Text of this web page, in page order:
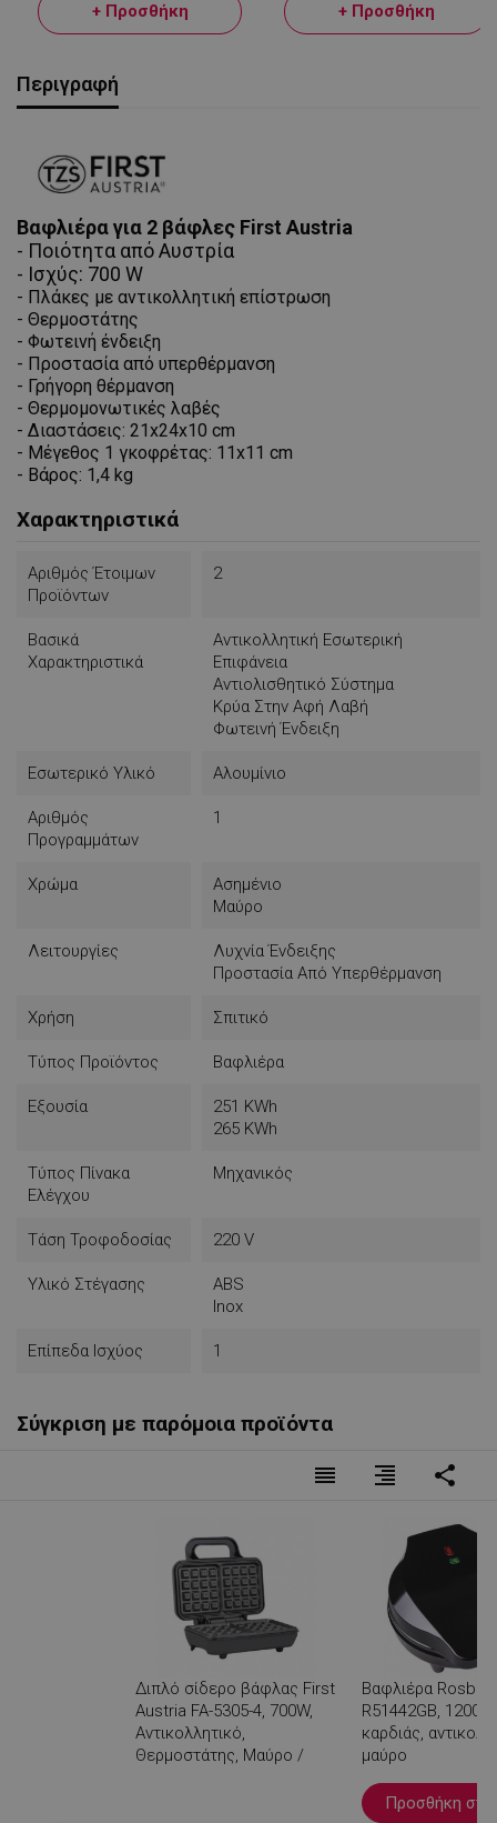
+ Προσθήκη + Προσθήκη
Περιγραφή
Βαφλιέρα για 2 βάφλες First Austria
- Ποιότητα από Αυστρία
- Ισχύς: 700 W
- Πλάκες με αντικολλητική επίστρωση
- Θερμοστάτης
- Φωτεινή ένδειξη
- Προστασία από υπερθέρμανση
- Γρήγορη θέρμανση
- Θερμομονωτικές λαβές
- Διαστάσεις: 21x24x10 cm
- Μέγεθος 1 γκοφρέτας: 11x11 cm
- Βάρος: 1,4 kg
Χαρακτηριστικά
Αριθμός Έτοιμων
Προϊόντων
2
Βασικά
Χαρακτηριστικά
Αντικολλητική Εσωτερική
Επιφάνεια
Αντιολισθητικό Σύστημα
Κρύα Στην Αφή Λαβή
Φωτεινή Ένδειξη
Εσωτερικό Υλικό Αλουμίνιο
Αριθμός
Προγραμμάτων
1
Χρώμα
Ασημένιο
Μαύρο
Λειτουργίες
Λυχνία Ένδειξης
Προστασία Από Υπερθέρμανση
Χρήση Σπιτικό
Τύπος Προϊόντος Βαφλιέρα
Εξουσία
251 KWh
265 KWh
Τύπος Πίνακα
Ελέγχου
Μηχανικός
Τάση Τροφοδοσίας 220 V
Υλικό Στέγασης
ABS
Inox
Επίπεδα Ισχύος 1
Σύγκριση με παρόμοια προϊόντα
reorder format_align_right share
Διπλό σίδερο βάφλας First
Austria FA-5305-4, 700W,
Αντικολλητικό,
Θερμοστάτης, Μαύρο /
Βαφλιέρα
R51442GB,
καρδιάς,
μαύρο
Προσθήκη στο